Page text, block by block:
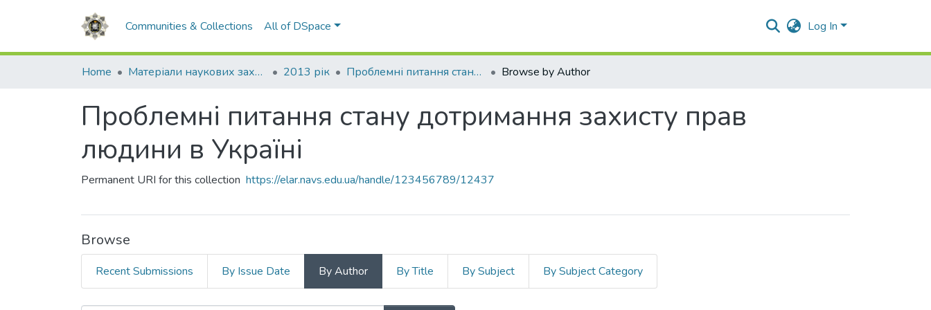
Communities & Collections All of DSpace Log In
Home Матеріали наукових заходів 2013 рік Проблемні питання стану дотримання захисту прав людини в Україні Browse by Author
Проблемні питання стану дотримання захисту прав
людини в Україні
Permanent URI for this collection https://elar.navs.edu.ua/handle/123456789/12437
Browse
Recent Submissions By Issue Date By Author By Title By Subject By Subject Category